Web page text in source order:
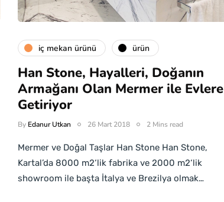
i̇ç mekan ürünü ürün
Han Stone, Hayalleri, Doğanın
Armağanı Olan Mermer ile Evlere
Getiriyor
By Edanur Utkan 26 Mart 2018 2 Mins read
Mermer ve Doğal Taşlar Han Stone Han Stone,
Kartal’da 8000 m2‘lik fabrika ve 2000 m2‘lik
showroom ile başta İtalya ve Brezilya olmak…